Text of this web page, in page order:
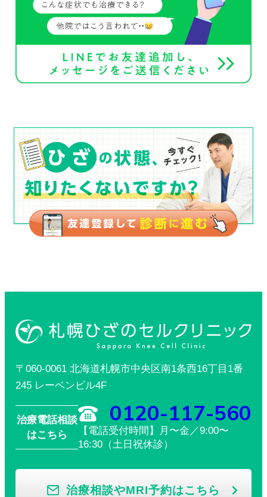
〒060-0061 北海道札幌市中央区南1条西16丁目1番
245 レーベンビル4F
治療電話相談
はこちら
0120-117-560
【電話受付時間】月〜金／9:00〜
16:30（土日祝休診）
治療相談やMRI予約はこちら